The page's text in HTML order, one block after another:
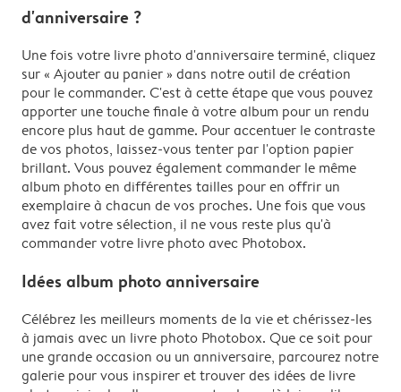
d'anniversaire ?
Une fois votre livre photo d'anniversaire terminé, cliquez
sur « Ajouter au panier » dans notre outil de création
pour le commander. C'est à cette étape que vous pouvez
apporter une touche finale à votre album pour un rendu
encore plus haut de gamme. Pour accentuer le contraste
de vos photos, laissez-vous tenter par l'option papier
brillant. Vous pouvez également commander le même
album photo en différentes tailles pour en offrir un
exemplaire à chacun de vos proches. Une fois que vous
avez fait votre sélection, il ne vous reste plus qu'à
commander votre livre photo avec Photobox.
Idées album photo anniversaire
Célébrez les meilleurs moments de la vie et chérissez-les
à jamais avec un livre photo Photobox. Que ce soit pour
une grande occasion ou un anniversaire, parcourez notre
galerie pour vous inspirer et trouver des idées de livre